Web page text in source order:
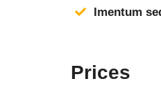
Imentum
Prices